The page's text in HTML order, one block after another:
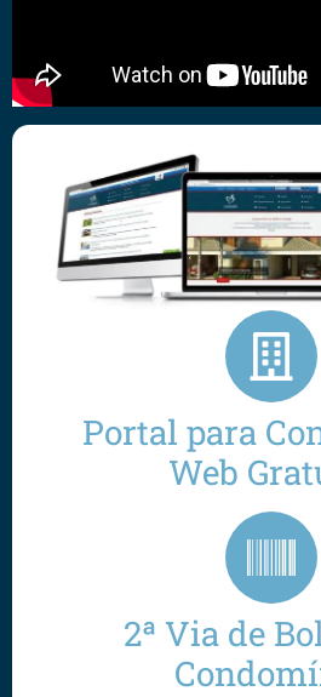
Portal para
Web
2ª Via de